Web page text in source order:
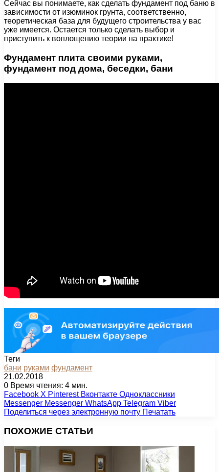
Сейчас вы понимаете, как сделать фундамент под баню в
зависимости от изюминок грунта, соответственно,
теоретическая база для будущего строительства у вас
уже имеется. Остается только сделать выбор и
приступить к воплощению теории на практике!
Фундамент плита своими руками,
фундамент под дома, беседки, бани
Теги
бани руками фундамент
21.02.2018
0 Время чтения: 4 мин.
Facebook X Pinterest Вконтакте Одноклассники
Messenger Messenger WhatsApp Telegram Viber
Поделиться через электронную почту Печатать
ПОХОЖИЕ СТАТЬИ